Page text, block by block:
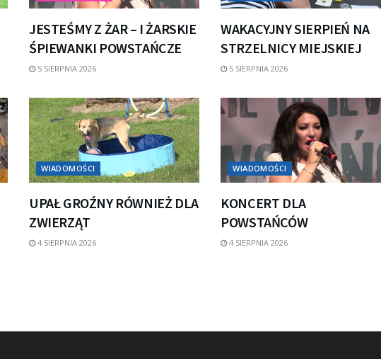
JESTEŚMY Z ŻAR – I ŻARSKIE
ŚPIEWANKI POWSTAŃCZE
5 SIERPNIA 2026
WAKACYJNY SIERPIEŃ NA
STRZELNICY MIEJSKIEJ
5 SIERPNIA 2026
WIADOMOŚCI
UPAŁ GROŹNY RÓWNIEŻ DLA
ZWIERZĄT
4 SIERPNIA 2026
WIADOMOŚCI
KONCERT DLA
POWSTAŃCÓW
4 SIERPNIA 2026